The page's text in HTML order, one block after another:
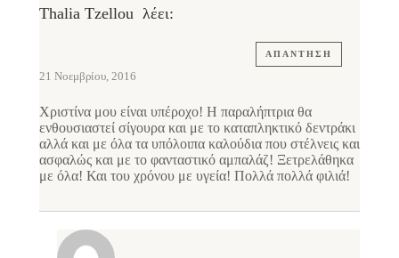
Thalia Tzellou λέει:
ΑΠΆΝΤΗΣΗ
21 Νοεμβρίου, 2016
Χριστίνα μου είναι υπέροχο! Η παραλήπτρια θα
ενθουσιαστεί σίγουρα και με το καταπληκτικό δεντράκι
αλλά και με όλα τα υπόλοιπα καλούδια που στέλνεις και
ασφαλώς και με το φανταστικό αμπαλάζ! Ξετρελάθηκα
με όλα! Και του χρόνου με υγεία! Πολλά πολλά φιλιά!